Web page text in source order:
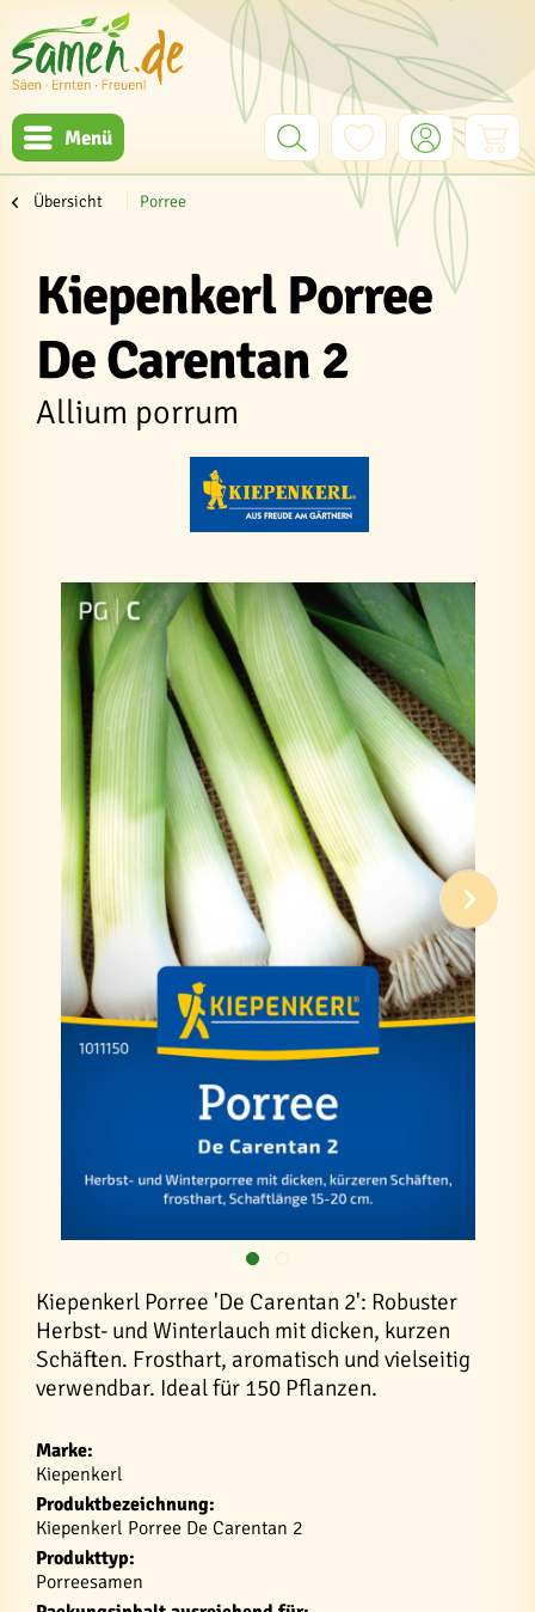
Menü
Übersicht Porree
Kiepenkerl Porree
De Carentan 2
Allium porrum
Kiepenkerl Porree 'De Carentan 2': Robuster
Herbst- und Winterlauch mit dicken, kurzen
Schäften. Frosthart, aromatisch und vielseitig
verwendbar. Ideal für 150 Pflanzen.
Marke:
Kiepenkerl
Produktbezeichnung:
Kiepenkerl Porree De Carentan 2
Produkttyp:
Porreesamen